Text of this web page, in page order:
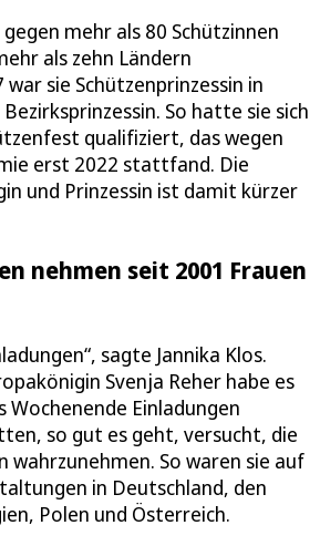
mehr als 80 Schützinnen
als zehn Ländern
sie Schützenprinzessin in
So hatte sie sich
qualifiziert, das wegen
erst 2022 stattfand. Die
und Prinzessin ist damit kürzer
nehmen seit 2001 Frauen
sagte Jannika Klos.
Svenja Reher habe es
Wochenende Einladungen
so gut es geht, versucht, die
wahrzunehmen. So waren sie auf
in Deutschland, den
Polen und Österreich.